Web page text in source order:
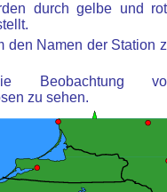
durch gelbe und
den Namen der Station
Beobachtung
zu sehen.